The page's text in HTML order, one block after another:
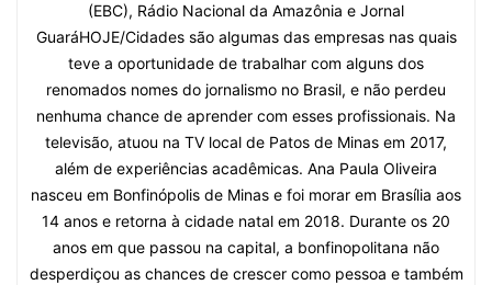
(EBC), Rádio Nacional da Amazônia e Jornal
GuaráHOJE/Cidades são algumas das empresas nas quais
teve a oportunidade de trabalhar com alguns dos
renomados nomes do jornalismo no Brasil, e não perdeu
nenhuma chance de aprender com esses profissionais. Na
televisão, atuou na TV local de Patos de Minas em 2017,
além de experiências acadêmicas. Ana Paula Oliveira
nasceu em Bonfinópolis de Minas e foi morar em Brasília aos
14 anos e retorna à cidade natal em 2018. Durante os 20
anos em que passou na capital, a bonfinopolitana não
desperdiçou as chances de crescer como pessoa e também